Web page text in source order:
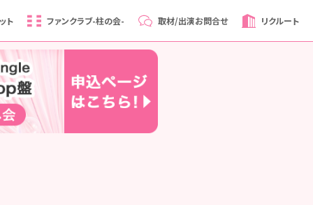
ト ファンクラブ-柱の会- 取材/出演お問合せ リクルート